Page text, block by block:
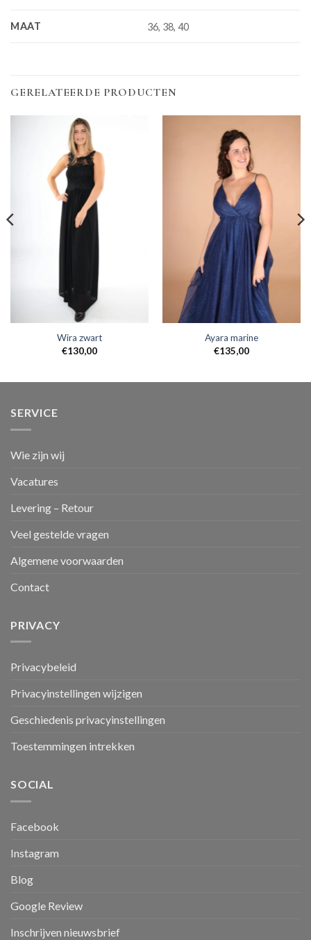
MAAT 36, 38, 40
GERELATEERDE PRODUCTEN
Wira zwart
€130,00
Ayara marine
€135,00
SERVICE
Wie zijn wij
Vacatures
Levering – Retour
Veel gestelde vragen
Algemene voorwaarden
Contact
PRIVACY
Privacybeleid
Privacyinstellingen wijzigen
Geschiedenis privacyinstellingen
Toestemmingen intrekken
SOCIAL
Facebook
Instagram
Blog
Google Review
Inschrijven nieuwsbrief